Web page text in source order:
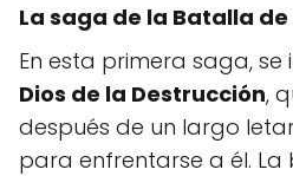
La saga de la Batalla de
En esta primera saga, se
Dios de la Destrucción,
después de un largo
para enfrentarse a él.